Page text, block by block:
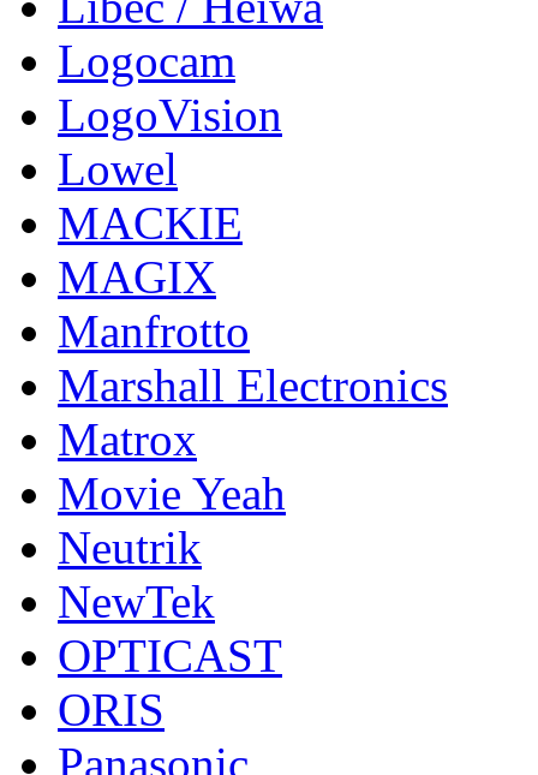
Logocam
LogoVision
Lowel
MACKIE
MAGIX
Manfrotto
Marshall Electronics
Matrox
Movie Yeah
Neutrik
NewTek
OPTICAST
ORIS
Panasonic